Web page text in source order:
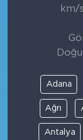
km/
Adana
Ağrı
Antalya